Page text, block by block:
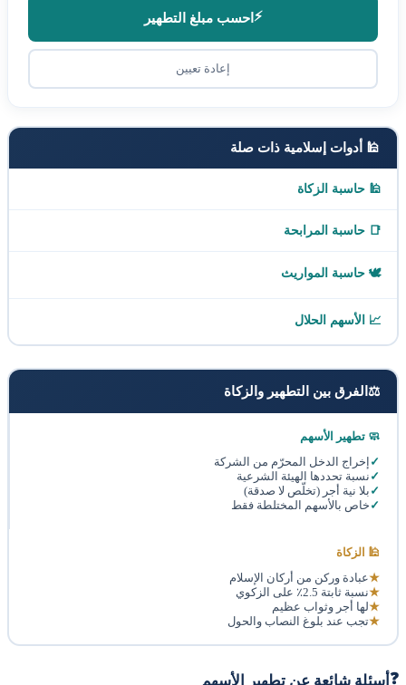
⚡ احسب مبلغ التطهير
إعادة تعيين
🕌 أدوات إسلامية ذات صلة
🕌 حاسبة الزكاة
📑 حاسبة المرابحة
🕊️ حاسبة المواريث
📈 الأسهم الحلال
⚖️ الفرق بين التطهير والزكاة
🧼 تطهير الأسهم
إخراج الدخل المحرّم من الشركة
نسبة تحددها الهيئة الشرعية
بلا نية أجر (تخلّص لا صدقة)
خاص بالأسهم المختلطة فقط
🕌 الزكاة
عبادة وركن من أركان الإسلام
نسبة ثابتة 2.5٪ على الزكوي
لها أجر وثواب عظيم
تجب عند بلوغ النصاب والحول
❓ أسئلة شائعة عن تطهير الأسهم